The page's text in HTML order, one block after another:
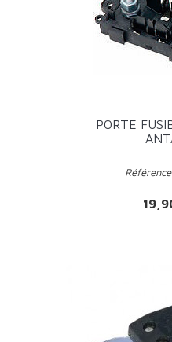
PORTE
Prix